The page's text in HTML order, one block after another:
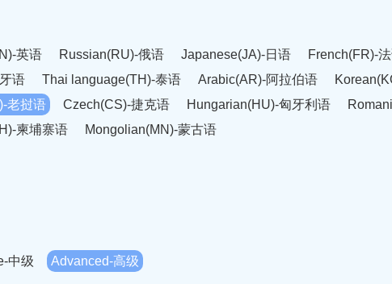
英语 Russian(RU)-俄语 Japanese(JA)-日语
French(FR)-
语 Thai language(TH)-泰语 Arabic(AR)-阿拉伯语
老挝语 Czech(CS)-捷克语 Hungarian(HU)-匈牙利语
柬埔寨语 Mongolian(MN)-蒙古语
中级 Advanced-高级